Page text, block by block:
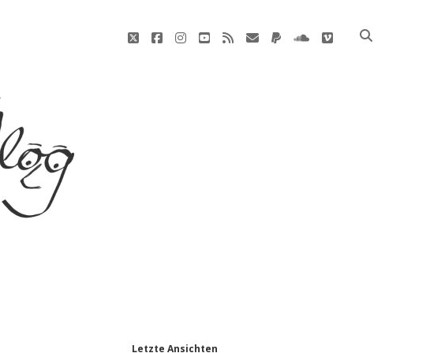
twitterfacebookinstagram
youtube
rss E-
paypalsoundcloud
vimeo
Letzte Ansichten